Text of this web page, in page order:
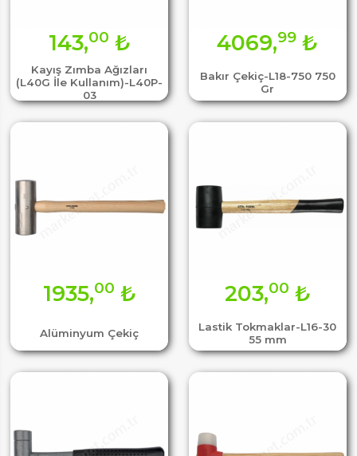
Kayış Zımba Ağızları
(L40G İle Kullanım)-L40P-
03
143,00 ₺
Bakır Çekiç-L18-750 750
Gr
4069,99 ₺
Alüminyum Çekiç
1935,00 ₺
Lastik Tokmaklar-L16-30
55 mm
203,00 ₺